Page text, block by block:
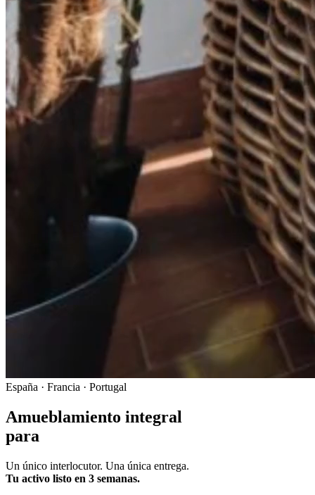
España · Francia · Portugal
Amueblamiento integral
para
Un único interlocutor. Una única entrega.
Tu activo listo en 3 semanas.